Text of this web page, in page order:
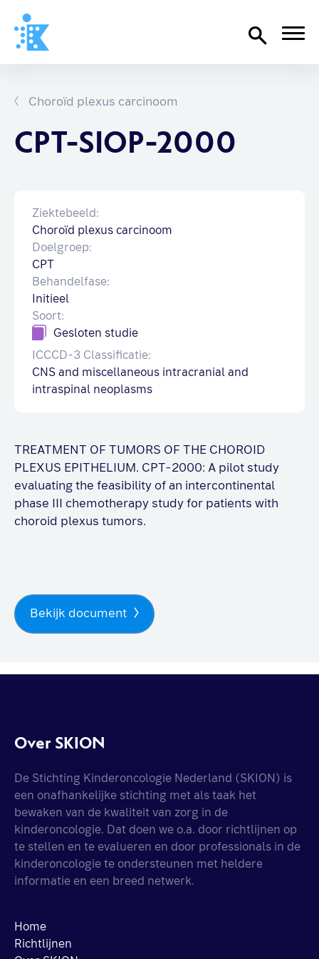
Choroïd plexus carcinoom
CPT-SIOP-2000
Ziektebeeld:
Choroïd plexus carcinoom
Doelgroep:
CPT
Behandelfase:
Initieel
Soort:
Gesloten studie
ICCCD-3 Classificatie:
CNS and miscellaneous intracranial and
intraspinal neoplasms
TREATMENT OF TUMORS OF THE CHOROID
PLEXUS EPITHELIUM. CPT-2000: A pilot study
evaluating the feasibility of an intercontinental
phase III chemotherapy study for patients with
choroid plexus tumors.
Bekijk document
Over SKION
De Stichting Kinderoncologie Nederland (SKION) is
een onafhankelijke stichting met als taak het
bewaken van de kwaliteit van zorg in de
kinderoncologie. Dat doen we o.a. door richtlijnen op
te stellen en te evalueren en door professionals in de
kinderoncologie te ondersteunen met heldere
informatie en een breed netwerk.
Home
Richtlijnen
Richtlijnen
Over SKION
Documenten
SKION-dagen
Steun ons
Contact